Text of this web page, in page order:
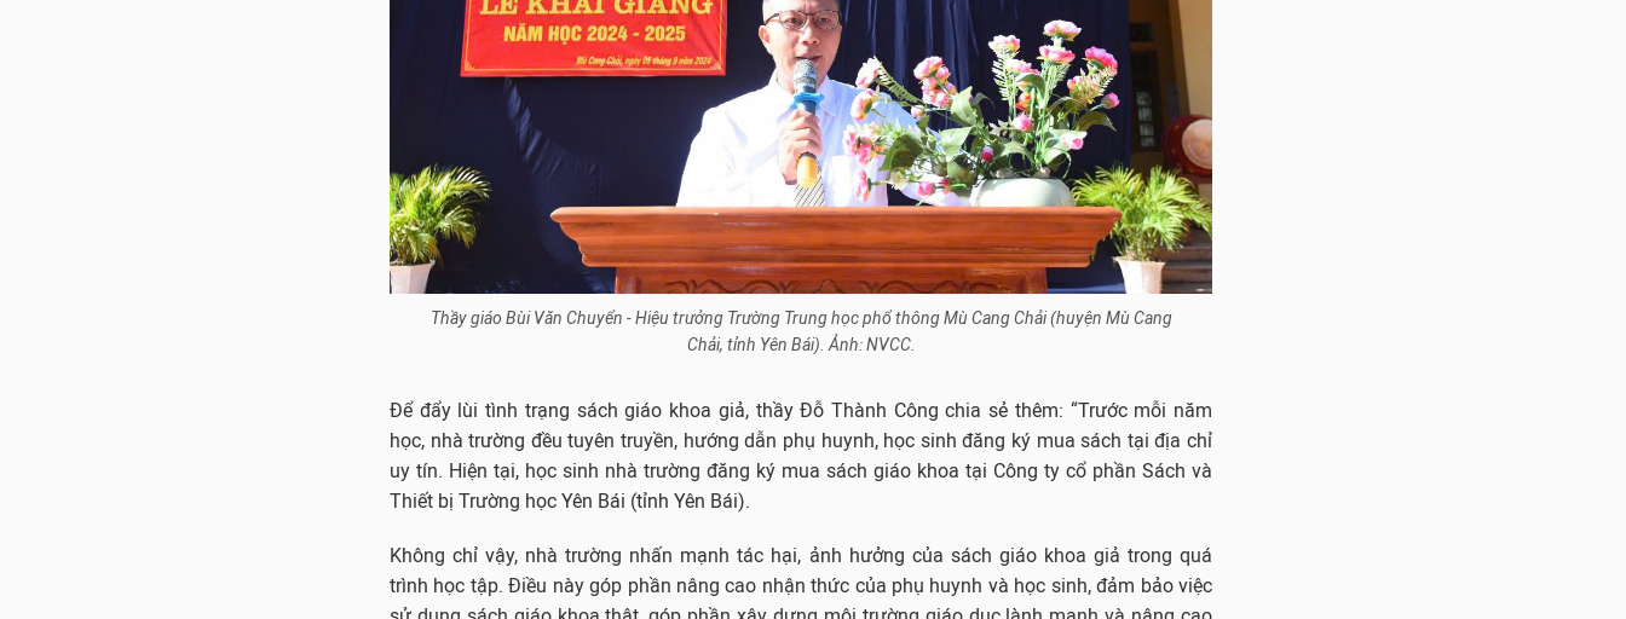
Thầy giáo Bùi Văn Chuyển - Hiệu trưởng Trường Trung học phổ thông Mù Cang Chải (huyện Mù Cang
Chải, tỉnh Yên Bái). Ảnh: NVCC.
Để đẩy lùi tình trạng sách giáo khoa giả, thầy Đỗ Thành Công chia sẻ thêm: “Trước mỗi năm
học, nhà trường đều tuyên truyền, hướng dẫn phụ huynh, học sinh đăng ký mua sách tại địa chỉ
uy tín. Hiện tại, học sinh nhà trường đăng ký mua sách giáo khoa tại Công ty cổ phần Sách và
Thiết bị Trường học Yên Bái (tỉnh Yên Bái).
Không chỉ vậy, nhà trường nhấn mạnh tác hại, ảnh hưởng của sách giáo khoa giả trong quá
trình học tập. Điều này góp phần nâng cao nhận thức của phụ huynh và học sinh, đảm bảo việc